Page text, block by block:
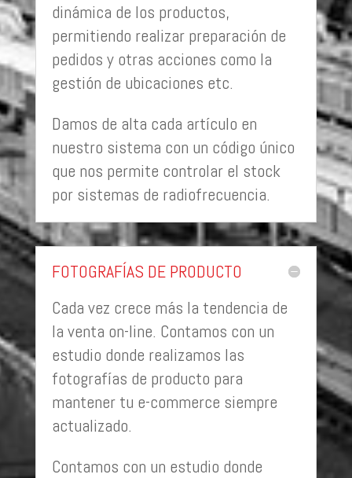
dinámica de los productos,
permitiendo realizar preparación de
pedidos y otras acciones como la
gestión de ubicaciones etc.
Damos de alta cada artículo en
nuestro sistema con un código único
que nos permite controlar el stock
por sistemas de radiofrecuencia.
FOTOGRAFÍAS DE PRODUCTO
Cada vez crece más la tendencia de
la venta on-line. Contamos con un
estudio donde realizamos las
fotografías de producto para
mantener tu e-commerce siempre
actualizado.
Contamos con un estudio donde